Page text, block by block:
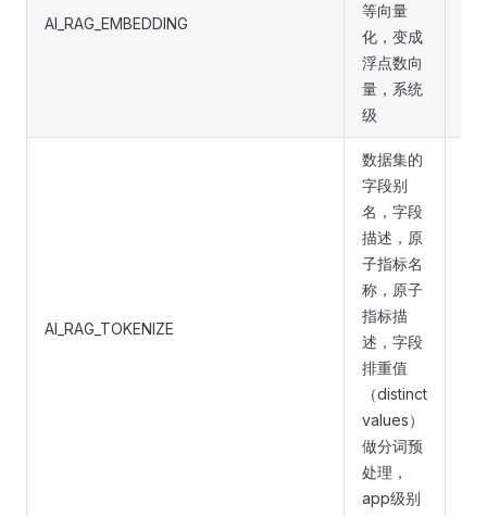
AI_RAG_EMBEDDING
等向量
化，变成
浮点数向
量，系统
级
AI_RAG_TOKENIZE
数据集的
字段别
名，字段
描述，原
子指标名
称，原子
指标描
述，字段
排重值
（distinct
values）
做分词预
处理，
app级别